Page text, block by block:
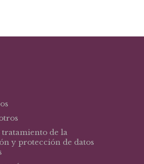
$35,03.$24,52.
tratamiento de la
y protección de datos